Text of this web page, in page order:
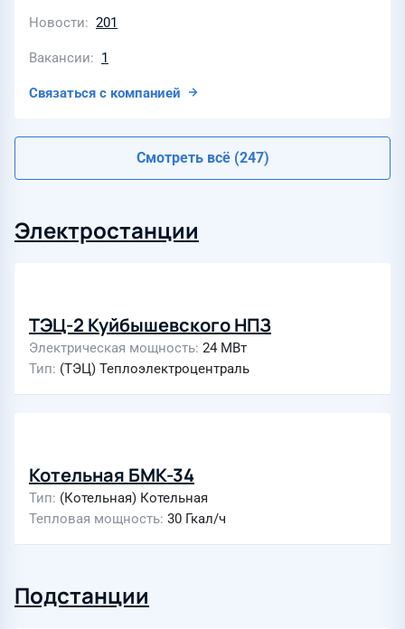
Новости 201
Вакансии 1
Связаться с компанией
Смотреть всё (247)
Электростанции
ТЭЦ-2 Куйбышевского НПЗ
Электрическая мощность 24 МВт
Тип (ТЭЦ) Теплоэлектроцентраль
Котельная БМК-34
Тип (Котельная) Котельная
Тепловая мощность 30 Гкал/ч
Подстанции